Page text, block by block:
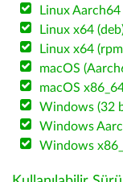
Linux Aarch64
Linux x64
Linux x64
macOS
macOS
Windows (32
Windows
Windows